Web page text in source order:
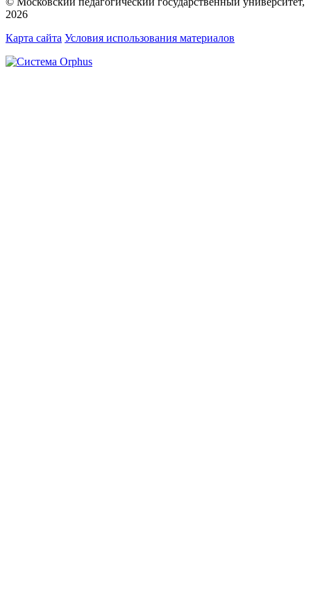
2026
Карта сайта Условия использования материалов